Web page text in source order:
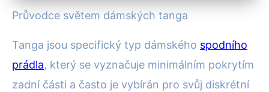
Kompletní Průvodce Dámskými
6. 9. 2025 · 4 min čtení · Autor: Adéla Novotná
Průvodce světem dámských tanga
Tanga jsou specifický typ dámského spodního
prádla, který se vyznačuje minimálním pokrytím
zadní části a často je vybírán pro svůj diskrétní